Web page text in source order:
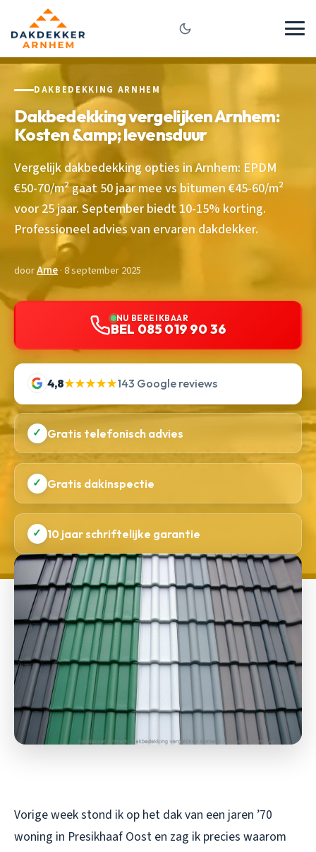
DAKBEDEKKING ARNHEM
Dakbedekking vergelijken Arnhem:
Kosten &amp; levensduur
Vergelijk dakbedekking opties in Arnhem: EPDM
€50-70/m² gaat 50 jaar mee vs bitumen €45-60/m²
voor 25 jaar. September biedt 10-15% korting.
Professioneel advies van ervaren dakdekker.
doorArne· 8 september 2025
NU BEREIKBAAR
BEL 085 019 90 36
4,8★★★★★143 Google reviews
✓ Gratis telefonisch advies
✓ Gratis dakinspectie
✓ 10 jaar schriftelijke garantie
Vorige week stond ik op het dak van een jaren ’70
woning in Presikhaaf Oost en zag ik precies waarom